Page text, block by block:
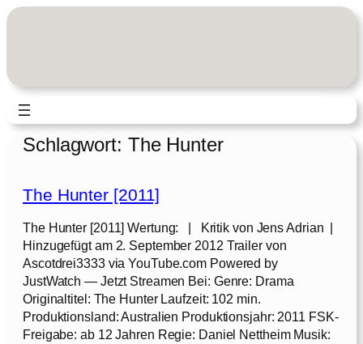
Zum
Schlagwort: The Hunter
The Hunter [2011]
The Hunter [2011] Wertung: | Kritik von Jens Adrian |
Hinzugefügt am 2. September 2012 Trailer von
Ascotdrei3333 via YouTube.com Powered by
JustWatch — Jetzt Streamen Bei: Genre: Drama
Originaltitel: The Hunter Laufzeit: 102 min.
Produktionsland: Australien Produktionsjahr: 2011 FSK-
Freigabe: ab 12 Jahren Regie: Daniel Nettheim Musik: